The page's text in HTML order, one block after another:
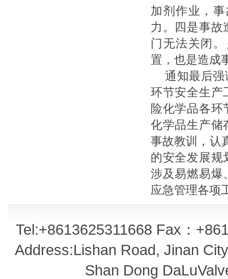
加剂作业，
力。四是事故
门无法关闭
置，也是造成
通知最后
环节安全生产
险化学品各环
化学品生产储
事故教训，认
的安全发展规
涉及易燃易爆
应急管理各项
Tel:+8613625311668 Fax：
Address:Lishan Road, Jinan
Shan Dong